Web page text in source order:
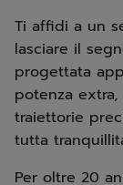
Ti affidi a un
lasciare il
progettata
potenza
traiettorie
tutta
Per oltre 20